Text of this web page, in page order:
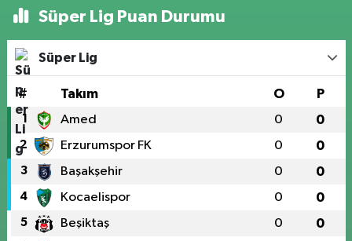
Süper Lig Puan Durumu
Süper Lig
# Takım O P
1 Amed 0 0
2 Erzurumspor FK 0 0
3 Başakşehir 0 0
4 Kocaelispor 0 0
5 Beşiktaş 0 0